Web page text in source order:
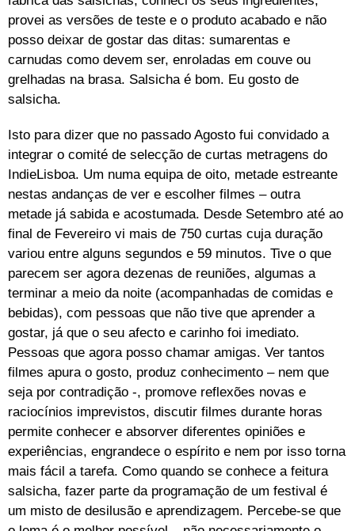
provei as versões de teste e o produto acabado e não
posso deixar de gostar das ditas: sumarentas e
carnudas como devem ser, enroladas em couve ou
grelhadas na brasa. Salsicha é bom. Eu gosto de
salsicha.
Isto para dizer que no passado Agosto fui convidado a
integrar o comité de selecção de curtas metragens do
IndieLisboa. Um numa equipa de oito, metade estreante
nestas andanças de ver e escolher filmes – outra
metade já sabida e acostumada. Desde Setembro até ao
final de Fevereiro vi mais de 750 curtas cuja duração
variou entre alguns segundos e 59 minutos. Tive o que
parecem ser agora dezenas de reuniões, algumas a
terminar a meio da noite (acompanhadas de comidas e
bebidas), com pessoas que não tive que aprender a
gostar, já que o seu afecto e carinho foi imediato.
Pessoas que agora posso chamar amigas. Ver tantos
filmes apura o gosto, produz conhecimento – nem que
seja por contradição -, promove reflexões novas e
raciocínios imprevistos, discutir filmes durante horas
permite conhecer e absorver diferentes opiniões e
experiências, engrandece o espírito e nem por isso torna
mais fácil a tarefa. Como quando se conhece a feitura
salsicha, fazer parte da programação de um festival é
um misto de desilusão e aprendizagem. Percebe-se que